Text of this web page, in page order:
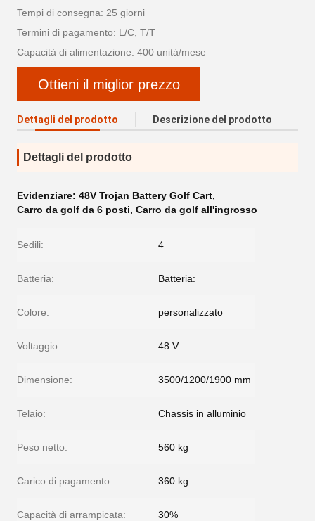
Tempi di consegna: 25 giorni
Termini di pagamento: L/C, T/T
Capacità di alimentazione: 400 unità/mese
Ottieni il miglior prezzo
Dettagli del prodotto Descrizione del prodotto
Dettagli del prodotto
Evidenziare: 48V Trojan Battery Golf Cart,
Carro da golf da 6 posti, Carro da golf all'ingrosso
Sedili: 4
Batteria: Batteria:
Colore: personalizzato
Voltaggio: 48 V
Dimensione: 3500/1200/1900 mm
Telaio: Chassis in alluminio
Peso netto: 560 kg
Carico di pagamento: 360 kg
Capacità di arrampicata: 30%